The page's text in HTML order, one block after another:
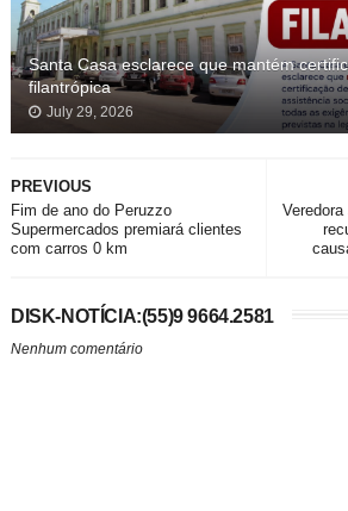
Santa Casa esclarece que mantém
filantrópica
July 29, 2026
PREVIOUS
Fim de ano do Peruzzo
Supermercados premiará clientes
com carros 0 km
DISK-NOTÍCIA:(55)9 9664.2581
Nenhum comentário